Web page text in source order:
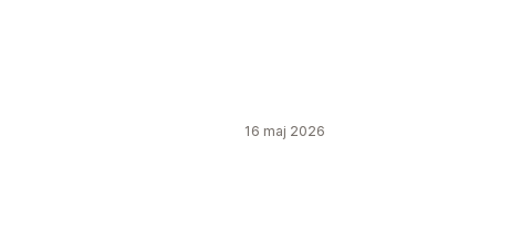
16 maj 2026